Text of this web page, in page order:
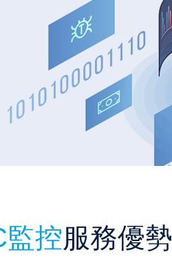
監控服務優勢